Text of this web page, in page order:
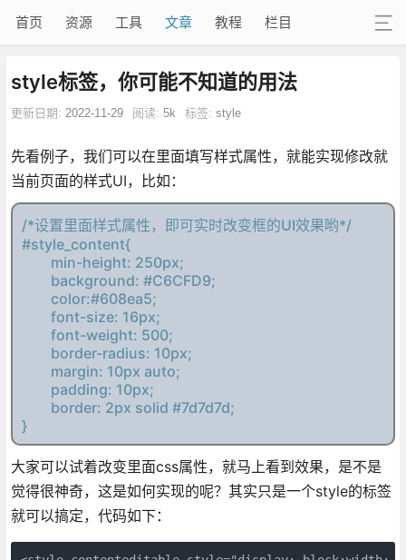
首页 资源 工具 文章 教程 栏目
style标签，你可能不知道的用法
更新日期: 2022-11-29 阅读: 5k 标签: style
先看例子，我们可以在里面填写样式属性，就能实现修改就
当前页面的样式UI，比如：
大家可以试着改变里面css属性，就马上看到效果，是不是
觉得很神奇，这是如何实现的呢？其实只是一个style的标签
就可以搞定，代码如下：